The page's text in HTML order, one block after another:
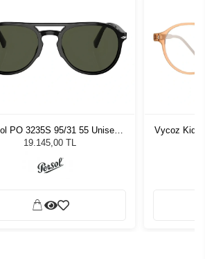
PO 3235S 95/31 55 Unisex
Güneş Gözlüğü
19.145,00 TL
Vycoz Kids